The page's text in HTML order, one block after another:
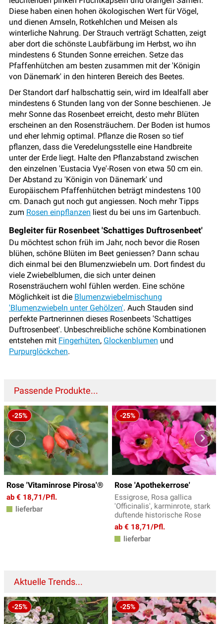
Diese haben einen hohen ökologischen Wert für Vögel,
und dienen Amseln, Rotkehlchen und Meisen als
winterliche Nahrung. Der Strauch verträgt Schatten, zeigt
aber dort die schönste Laubfärbung im Herbst, wo ihn
mindestens 6 Stunden Sonne erreichen. Setze das
Pfaffenhütchen am besten zusammen mit der 'Königin
von Dänemark' in den hinteren Bereich des Beetes.
Der Standort darf halbschattig sein, wird im Idealfall aber
mindestens 6 Stunden lang von der Sonne beschienen. Je
mehr Sonne das Rosenbeet erreicht, desto mehr Blüten
erscheinen an den Rosensträuchern. Der Boden ist humos
und eher lehmig optimal. Pflanze die Rosen so tief
pflanzen, dass die Veredelungsstelle eine Handbreite
unter der Erde liegt. Halte den Pflanzabstand zwischen
den einzelnen 'Eustacia Vye'-Rosen von etwa 50 cm ein.
Der Abstand zu 'Königin von Dänemark' und
Europäischem Pfaffenhütchen beträgt mindestens 100
cm. Danach gut noch gut angiessen. Noch mehr Tipps
zum Rosen einpflanzen liest du bei uns im Gartenbuch.
Begleiter für Rosenbeet 'Schattiges Duftrosenbeet'
Du möchtest schon früh im Jahr, noch bevor die Rosen
blühen, schöne Blüten im Beet geniessen? Dann schau
dich einmal bei den Blumenzwiebeln um. Dort findest du
viele Zwiebelblumen, die sich unter deinen
Rosensträuchern wohl fühlen werden. Eine schöne
Möglichkeit ist die Blumenzwiebelmischung
'Blumenzwiebeln unter Gehölzen'. Auch Stauden sind
perfekte Partnerinnen dieses Rosenbeets 'Schattiges
Duftrosenbeet'. Unbeschreibliche schöne Kombinationen
entstehen mit Fingerhüten, Glockenblumen und
Purpurglöckchen.
Passende Produkte...
-25%
Rose 'Vitaminrose Pirosa'®
ab € 18,71/Pfl.
lieferbar
-25%
Rose 'Apothekerrose'
Essigrose, Rosa gallica
'Officinalis', karminrote, stark
duftende historische Rose
ab € 18,71/Pfl.
lieferbar
Aktuelle Trends...
-25% -25%